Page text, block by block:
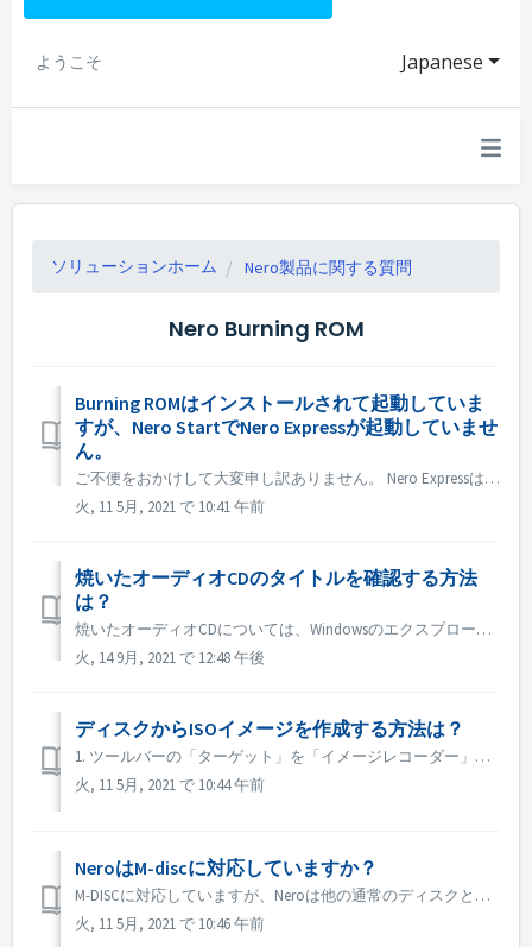
Japanese
ようこそ
ソリューションホーム Nero製品に関する質問
Nero Burning ROM
Burning ROMはインストールされて起動していま
すが、Nero StartでNero Expressが起動していませ
ん。
ご不便をおかけして大変申し訳ありません。 Nero Expressは、Nero BurningRomスタンドアロン製品には含まれていません。Nero Express はオフラインストアで販売されています。 Nero Express は、Nero Platinum Suite に含まれています。ご希望の場合は...
火, 11 5月, 2021 で 10:41 午前
焼いたオーディオCDのタイトルを確認する方法
は？
焼いたオーディオCDについては、Windowsのエクスプローラーでブラウズすると、トラック01、トラック02と表示されます。これは予想通りです。 Nero MediaHomeなどの音楽プレーヤーで再生すれば、メタデータを見ることができます。
火, 14 9月, 2021 で 12:48 午後
ディスクからISOイメージを作成する方法は？
1. ツールバーの「ターゲット」を「イメージレコーダー」に設定します。 2. コピー元のディスクをドライブに挿入します。ツールバーの「コピー」をクリックします。 3. 設定が完了したら、［コピー］をクリックします。 4. Save as type "としてISOを選...
火, 11 5月, 2021 で 10:44 午前
NeroはM-discに対応していますか？
M-DISCに対応していますが、Neroは他の通常のディスクと同様に書き込みます。このための特別な処置はありません。
火, 11 5月, 2021 で 10:46 午前